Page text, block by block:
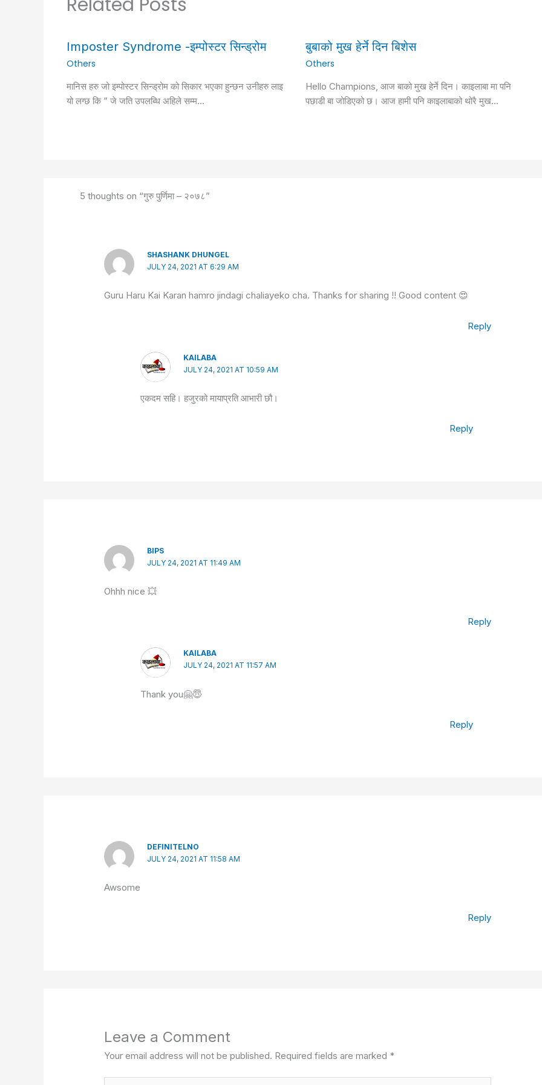
Imposter Syndrome -इम्पोस्टर सिन्ड्रोम
Others
मानिस हरु जो इम्पोस्टर सिन्ड्रोम को सिकार भएका हुन्छन उनीहरु लाइ
यो लग्छ कि ” जे जति उपलब्धि अहिले सम्म…
बुबाको मुख हेर्ने दिन बिशेस
Others
Hello Champions, आज बाको मुख हेर्ने दिन। काइलाबा मा पनि
पछाडी बा जोडिएको छ। आज हामी पनि काइलाबाको थोरै मुख…
5 thoughts on “गुरु पुर्णिमा – २०७८”
SHASHANK DHUNGEL
JULY 24, 2021 AT 6:29 AM
Guru Haru Kai Karan hamro jindagi chaliayeko cha. Thanks for sharing !! Good content 😍
Reply
KAILABA
JULY 24, 2021 AT 10:59 AM
एकदम सहि। हजुरको मायाप्रति आभारी छौ।
Reply
BIPS
JULY 24, 2021 AT 11:49 AM
Ohhh nice 💥
Reply
KAILABA
JULY 24, 2021 AT 11:57 AM
Thank you🤗😇
Reply
DEFINITELNO
JULY 24, 2021 AT 11:58 AM
Awsome
Reply
Leave a Comment
Your email address will not be published. Required fields are marked *